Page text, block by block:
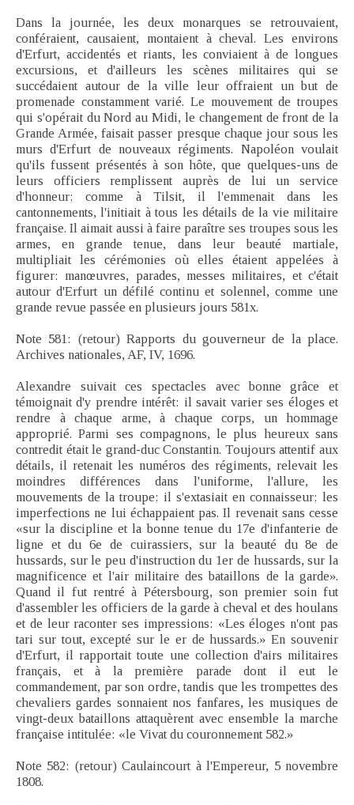
Dans la journée, les deux monarques se retrouvaient,
conféraient, causaient, montaient à cheval. Les environs
d'Erfurt, accidentés et riants, les conviaient à de longues
excursions, et d'ailleurs les scènes militaires qui se
succédaient autour de la ville leur offraient un but de
promenade constamment varié. Le mouvement de troupes
qui s'opérait du Nord au Midi, le changement de front de la
Grande Armée, faisait passer presque chaque jour sous les
murs d'Erfurt de nouveaux régiments. Napoléon voulait
qu'ils fussent présentés à son hôte, que quelques-uns de
leurs officiers remplissent auprès de lui un service
d'honneur; comme à Tilsit, il l'emmenait dans les
cantonnements, l'initiait à tous les détails de la vie militaire
française. Il aimait aussi à faire paraître ses troupes sous les
armes, en grande tenue, dans leur beauté martiale,
multipliait les cérémonies où elles étaient appelées à
figurer: manœuvres, parades, messes militaires, et c'était
autour d'Erfurt un défilé continu et solennel, comme une
grande revue passée en plusieurs jours 581x.
Note 581: (retour) Rapports du gouverneur de la place.
Archives nationales, AF, IV, 1696.
Alexandre suivait ces spectacles avec bonne grâce et
témoignait d'y prendre intérêt: il savait varier ses éloges et
rendre à chaque arme, à chaque corps, un hommage
approprié. Parmi ses compagnons, le plus heureux sans
contredit était le grand-duc Constantin. Toujours attentif aux
détails, il retenait les numéros des régiments, relevait les
moindres différences dans l'uniforme, l'allure, les
mouvements de la troupe; il s'extasiait en connaisseur; les
imperfections ne lui échappaient pas. Il revenait sans cesse
«sur la discipline et la bonne tenue du 17e d'infanterie de
ligne et du 6e de cuirassiers, sur la beauté du 8e de
hussards, sur le peu d'instruction du 1er de hussards, sur la
magnificence et l'air militaire des bataillons de la garde».
Quand il fut rentré à Pétersbourg, son premier soin fut
d'assembler les officiers de la garde à cheval et des houlans
et de leur raconter ses impressions: «Les éloges n'ont pas
tari sur tout, excepté sur le er de hussards.» En souvenir
d'Erfurt, il rapportait toute une collection d'airs militaires
français, et à la première parade dont il eut le
commandement, par son ordre, tandis que les trompettes des
chevaliers gardes sonnaient nos fanfares, les musiques de
vingt-deux bataillons attaquèrent avec ensemble la marche
française intitulée: «le Vivat du couronnement 582.»
Note 582: (retour) Caulaincourt à l'Empereur, 5 novembre
1808.